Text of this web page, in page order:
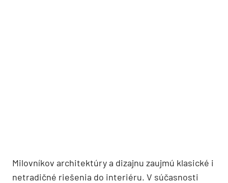
Milovníkov architektúry a dizajnu zaujmú klasické i
netradičné riešenia do interiéru. V súčasnosti